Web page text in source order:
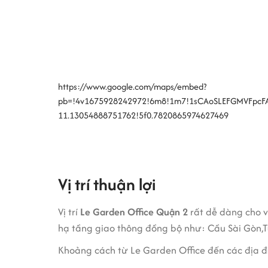
Dịch vụ thu gom rác văn phòng và rác vệ
Lễ tân và bảo vệ tòa nhà thân thiện, nhiệt
Giá cho thuê văn phòng tại tòa
cùng lớn. Với mức thuê hợp lý này chắc chắn
https://www.google.com/maps/embed?
11.13054888751762!5f0.7820865974627469
Vị trí thuận lợi
Vị trí Le Garden Office Quận 2 rất dễ dàng cho
hạ tầng giao thông đồng bộ như: Cầu Sài
Khoảng cách từ Le Garden Office đến các địa